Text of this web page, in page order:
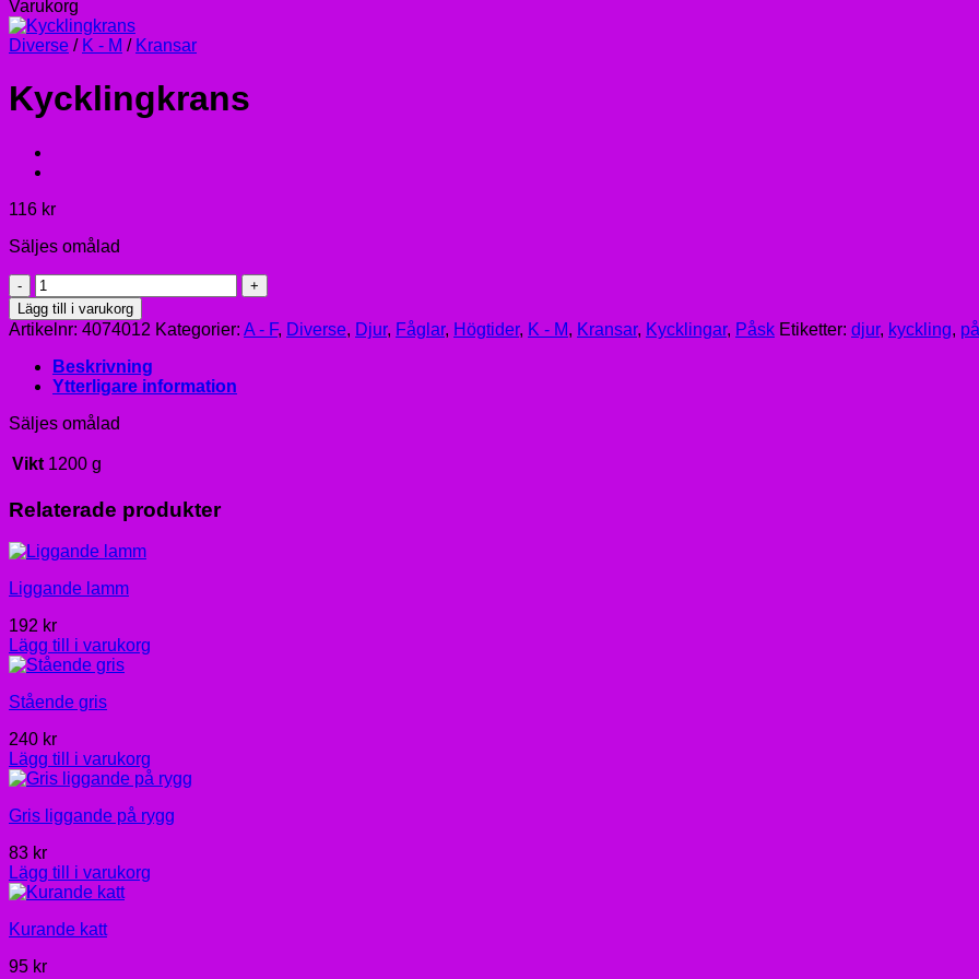
Varukorg
Diverse / K - M / Kransar
Kycklingkrans
116 kr
Säljes omålad
Kycklingkrans
mängd
Lägg till i varukorg
Artikelnr: 4074012 Kategorier: A - F, Diverse, Djur, Fåglar, Högtider, K - M, Kransar, Kycklingar, Påsk Etiketter: djur, kyckling,
Beskrivning
Ytterligare information
Säljes omålad
Vikt 1200 g
Relaterade produkter
Liggande lamm
192 kr
Lägg till i varukorg
Stående gris
240 kr
Lägg till i varukorg
Gris liggande på rygg
83 kr
Lägg till i varukorg
Kurande katt
95 kr